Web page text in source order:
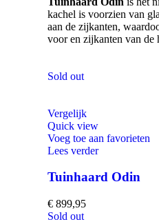
kachel is voorzien van
aan de zijkanten,
voor en zijkanten van de
Sold out
Vergelijk
Quick view
Voeg toe aan favorieten
Lees verder
Tuinhaard Odin
€ 899,95
Sold out